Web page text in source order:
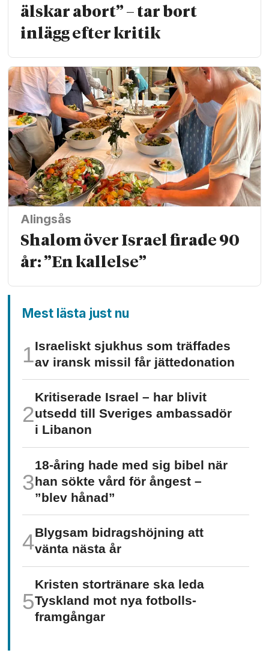
älskar abort” – tar bort
inlägg efter kritik
Alingsås
Shalom över Israel firade 90
år: ”En kallelse”
Mest lästa just nu
Israeliskt sjukhus som träffades
av iransk missil får jätte­donation
Kritiserade Israel – har blivit
utsedd till Sveriges ambassadör
i Libanon
18-åring hade med sig bibel när
han sökte vård för ångest –
”blev hånad”
Blygsam bidrags­höjning att
vänta nästa år
Kristen stortränare ska leda
Tyskland mot nya fotbolls­­
framgångar